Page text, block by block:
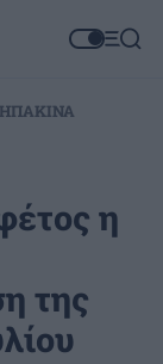
ΚΙΝΑ
η
της